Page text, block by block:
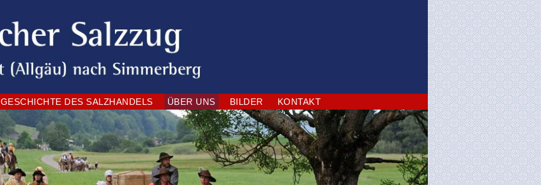
GESCHICHTE DES SALZHANDELS ÜBER UNS BILDER KONTAKT